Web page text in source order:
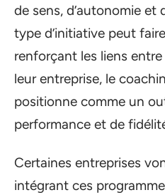
de sens, d’autonomie et
type d’initiative peut
renforçant les liens
leur entreprise, le
positionne comme un
performance et de
Certaines entreprises
intégrant ces